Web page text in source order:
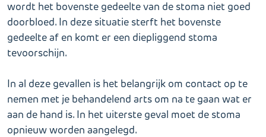
wordt het bovenste gedeelte van de stoma niet goed
doorbloed. In deze situatie sterft het bovenste
gedeelte af en komt er een diepliggend stoma
tevoorschijn.
In al deze gevallen is het belangrijk om contact op te
nemen met je behandelend arts om na te gaan wat er
aan de hand is. In het uiterste geval moet de stoma
opnieuw worden aangelegd.